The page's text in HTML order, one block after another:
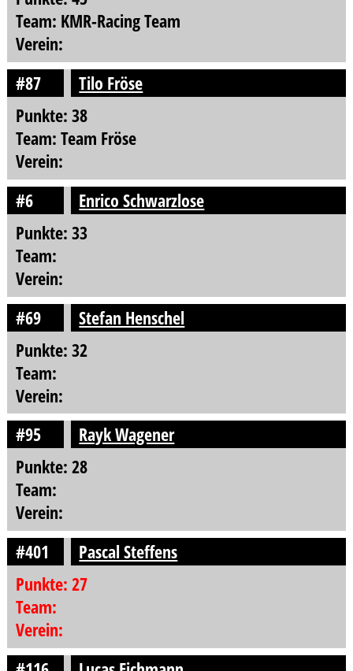
Team: KMR-Racing Team
Verein:
#87
Tilo Fröse
Punkte: 38
Team: Team Fröse
Verein:
#6
Enrico Schwarzlose
Punkte: 33
Team:
Verein:
#69
Stefan Henschel
Punkte: 32
Team:
Verein:
#95
Rayk Wagener
Punkte: 28
Team:
Verein:
#401
Pascal Steffens
Punkte: 27
Team:
Verein: